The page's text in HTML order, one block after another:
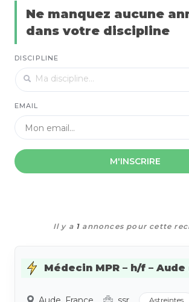
Ne manquez aucune
dans votre discipline
DISCIPLINE
EMAIL
M'INSCRIRE
Il y a 1 annonces pour cette
Médecin MPR – h/f – Aude
Astreintes